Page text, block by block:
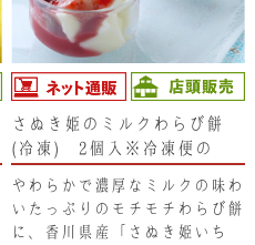
さぬき姫のミルクわらび餅
(冷凍) 2個入※冷凍便の
ません。
やわらかで濃厚なミルクの味わ
いたっぷりのモチモチわらび餅
に、香川県産「さぬき姫いち